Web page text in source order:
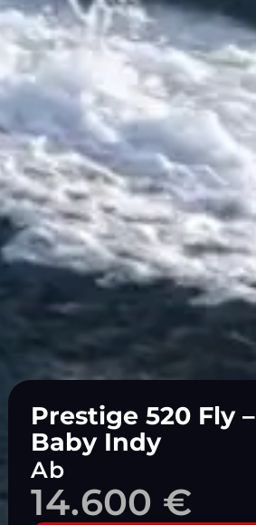
Prestige 520 Fly –
Baby Indy
Ab
14.600 €